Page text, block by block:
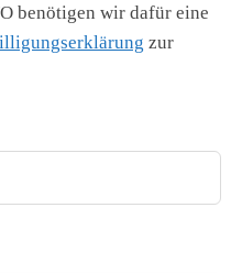
benötigen wir dafür eine
zur